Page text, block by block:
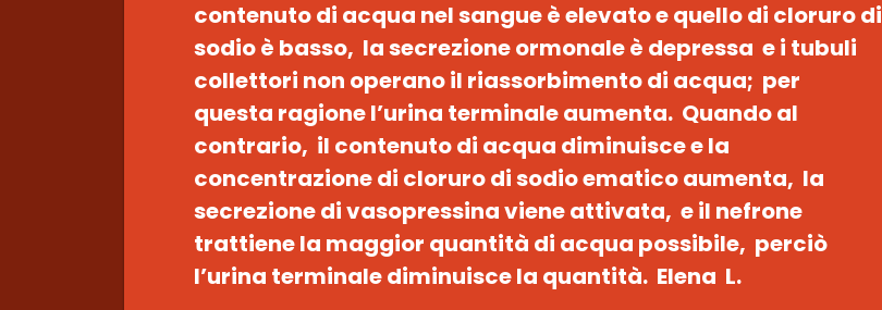
contenuto di acqua nel sangue è elevato e quello di cloruro di
sodio è basso, la secrezione ormonale è depressa e i tubuli
collettori non operano il riassorbimento di acqua; per
questa ragione l’urina terminale aumenta. Quando al
contrario, il contenuto di acqua diminuisce e la
concentrazione di cloruro di sodio ematico aumenta, la
secrezione di vasopressina viene attivata, e il nefrone
trattiene la maggior quantità di acqua possibile, perciò
l’urina terminale diminuisce la quantità. Elena L.